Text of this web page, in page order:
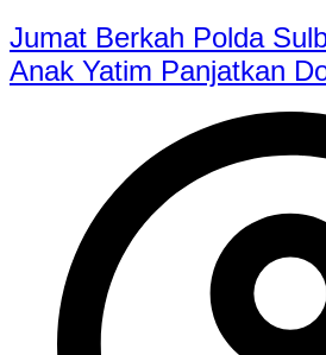
Jumat Berkah Polda
Anak Yatim Panjatkan